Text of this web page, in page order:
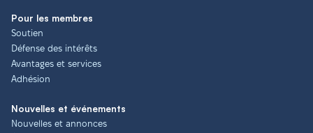
Pour les membres
Soutien
Défense des intérêts
Avantages et services
Adhésion
Nouvelles et événements
Nouvelles et annonces